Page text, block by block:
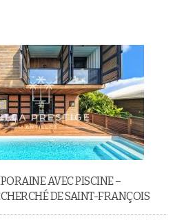
AVEC PISCINE –
DE SAINT-FRANÇOIS